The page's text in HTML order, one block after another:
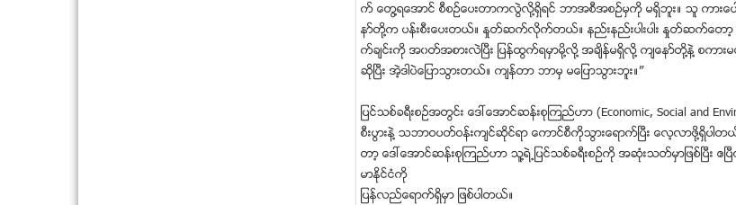
က္ ေတြ႔ရေအာင္ စီစဥ္ေပးတာကလြဲလို႔ရွိရင္ ဘာအစီအစဥ္မွကို မရွိဘူး။ သူ ကာ
နာ္တုိ႔က ပန္းစီးေပးတယ္။ ႏႈတ္ဆက္လိုက္တယ္။ နည္းနည္းပါးပါး ႏႈတ္ဆက္ေ
က္ခ်င္းကို အ၀တ္အစားလဲၿပီး ျပန္ထြက္ရမွာမို႔လို႔ အခ်ိန္မရွိလို႔ က်ေနာ္တုိ႔နဲ႔ စကားမေ
ဆိုၿပီး အဲ့ဒါပဲေျပာသြားတယ္။ က်န္တာ ဘာမွ မေျပာသြားဘူး။”
ျပင္သစ္ခရီးစဥ္အတြင္း ေဒၚေအာင္ဆန္းစုၾကည္ဟာ (Economic, Social and
စီးပြားနဲ႔ သဘာဝပတ္ဝန္းက်င္ဆိုင္ရာ ေကာင္စီကိုသြားေရာက္ၿပီး ေလ့လာဖို႔ရွိပါတ
တာ့ ေဒၚေအာင္ဆန္းစုၾကည္ဟာ သူ႔ရဲ႕ျပင္သစ္ခရီးစဥ္ကို အဆံုးသတ္မွာျဖစ္ၿပီး ဧၿ
မာႏုိင္ငံကို
ျပန္လည္ေရာက္ရွိမွာ ျဖစ္ပါတယ္။